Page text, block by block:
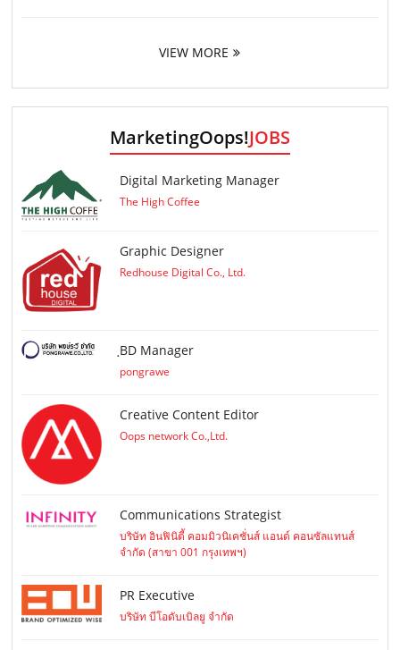
VIEW MORE
MarketingOops!JOBS
Digital Marketing Manager
The High Coffee
Graphic Designer
Redhouse Digital Co., Ltd.
ฺBD Manager
pongrawe
Creative Content Editor
Oops network Co.,Ltd.
Communications Strategist
บริษัท อินฟินิตี้ คอมมิวนิเคชั่นส์ แอนด์ คอนซัลแทนส์
จำกัด (สาขา 001 กรุงเทพฯ)
PR Executive
บริษัท บีโอดับเบิลยู จำกัด